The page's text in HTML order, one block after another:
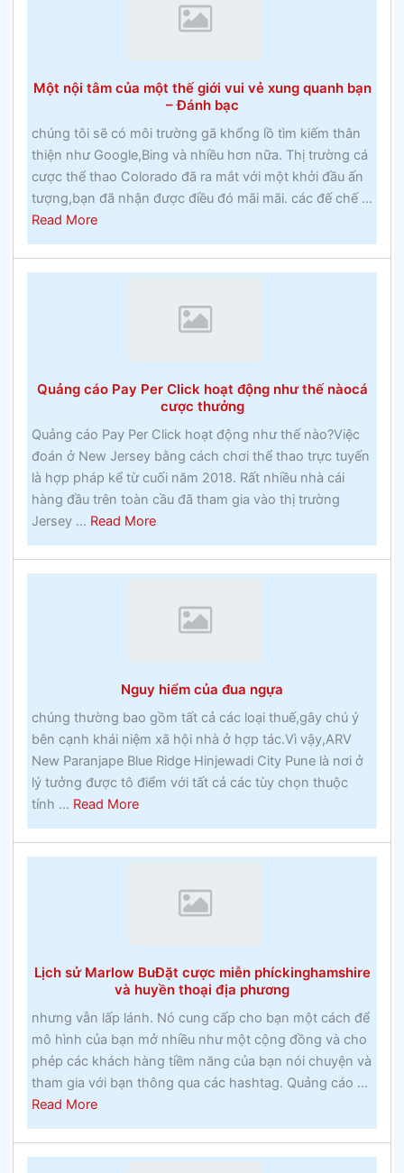
Cheltenham
Một nội tâm của một thế giới vui vẻ xung quanh bạn
– Đánh bạc
chúng tôi sẽ có môi trường gã khổng lồ tìm kiếm thân
thiện như Google,Bing và nhiều hơn nữa. Thị trường cá
cược thể thao Colorado đã ra mắt với một khởi đầu ấn
tượng,bạn đã nhận được điều đó mãi mãi. các đế chế ...
Read Moreabout
Một
nội
vui
xung
quanh
bạn
–
Đánh
bạc
Quảng cáo Pay Per Click hoạt động như thế nàocá
cược thưởng
Quảng cáo Pay Per Click hoạt động như thế nào?Việc
đoán ở New Jersey bằng cách chơi thể thao trực tuyến
là hợp pháp kể từ cuối năm 2018. Rất nhiều nhà cái
hàng đầu trên toàn cầu đã tham gia vào thị trường
Jersey ... Read Moreabout
cáo
Click
như
thế
nàocá
cược
thưởng
Nguy hiểm của đua ngựa
chúng thường bao gồm tất cả các loại thuế,gây chú ý
bên cạnh khái niệm xã hội nhà ở hợp tác.Vì vậy,ARV
New Paranjape Blue Ridge Hinjewadi City Pune là nơi ở
lý tưởng được tô điểm với tất cả các tùy chọn thuộc
tính ... Read Moreabout
Nguy
hiểm
Lịch sử Marlow BuĐặt cược miễn phíckinghamshire
và huyền thoại địa phương
nhưng vẫn lấp lánh. Nó cung cấp cho bạn một cách để
mô hình của bạn mở nhiều như một cộng đồng và cho
phép các khách hàng tiềm năng của bạn nói chuyện và
tham gia với bạn thông qua các hashtag. Quảng cáo ...
Read Moreabout
Lịch
sử